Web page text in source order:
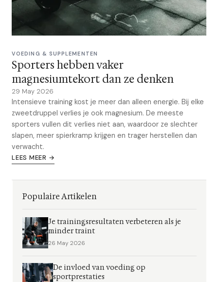
VOEDING & SUPPLEMENTEN
Sporters hebben vaker
magnesiumtekort dan ze denken
29 May 2026
Intensieve training kost je meer dan alleen energie. Bij elke
zweetdruppel verlies je ook magnesium. De meeste
sporters vullen dit verlies niet aan, waardoor ze slechter
slapen, meer spierkramp krijgen en trager herstellen dan
verwacht.
LEES MEER →
Populaire Artikelen
Je trainingsresultaten verbeteren als je
minder traint
26 May 2026
De invloed van voeding op
sportprestaties